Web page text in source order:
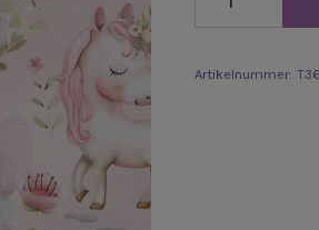
Artikelnummer: